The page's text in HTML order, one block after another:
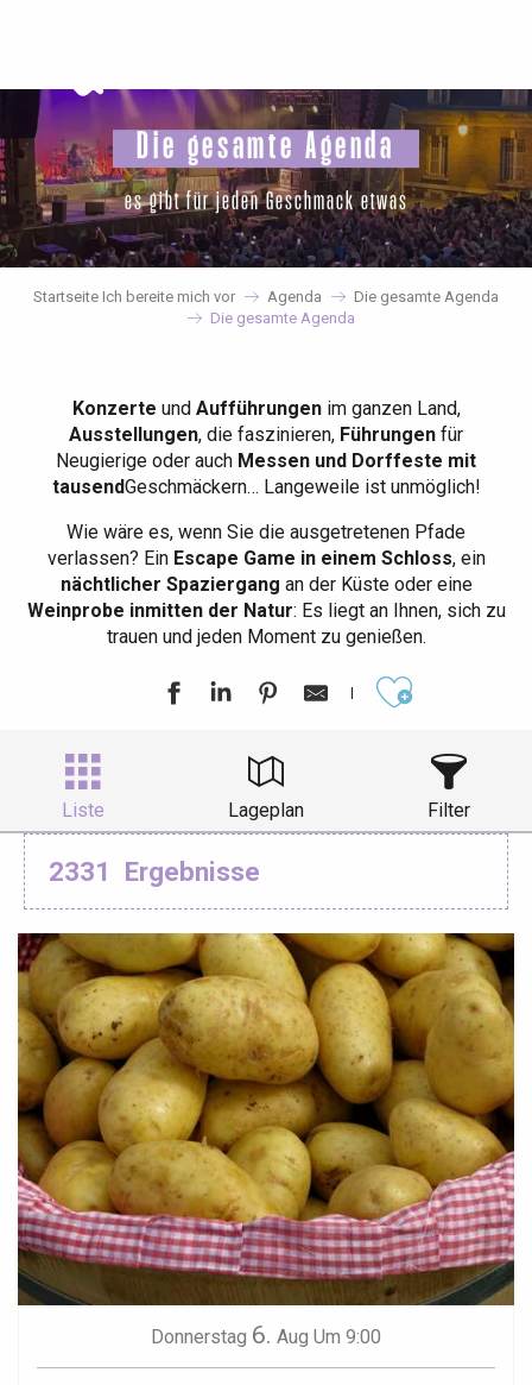
principal
Die gesamte Agenda
es gibt für jeden Geschmack etwas
Startseite Ich bereite mich vor Agenda
Die gesamte Agenda
Die gesamte Agenda
Konzerte und Aufführungenim ganzen Land,
Ausstellungen, die faszinieren, Führungen für
Neugierige oder auch Messen und Dorffeste mit
tausendGeschmäckern… Langeweile ist unmöglich!
Wie wäre es, wenn Sie die ausgetretenen Pfade
verlassen? EinEscape Game in einem Schloss, ein
nächtlicher Spaziergang an der Küste oder eine
Weinprobe inmitten der Natur: Es liegt an Ihnen, sich zu
trauen und jeden Moment zu genießen.
Liste Lageplan Filter
2331 Ergebnisse
Donnerstag 6. Aug Um 9:00